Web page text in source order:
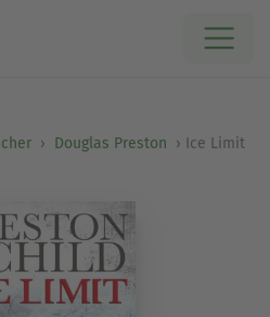
Douglas Preston Ice Limit